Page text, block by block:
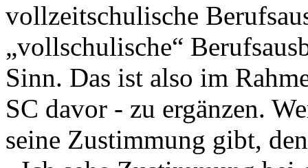
vollzeitschulische
„vollschulische“
Sinn. Das ist also im
SC davor - zu ergänzen.
seine Zustimmung gibt,